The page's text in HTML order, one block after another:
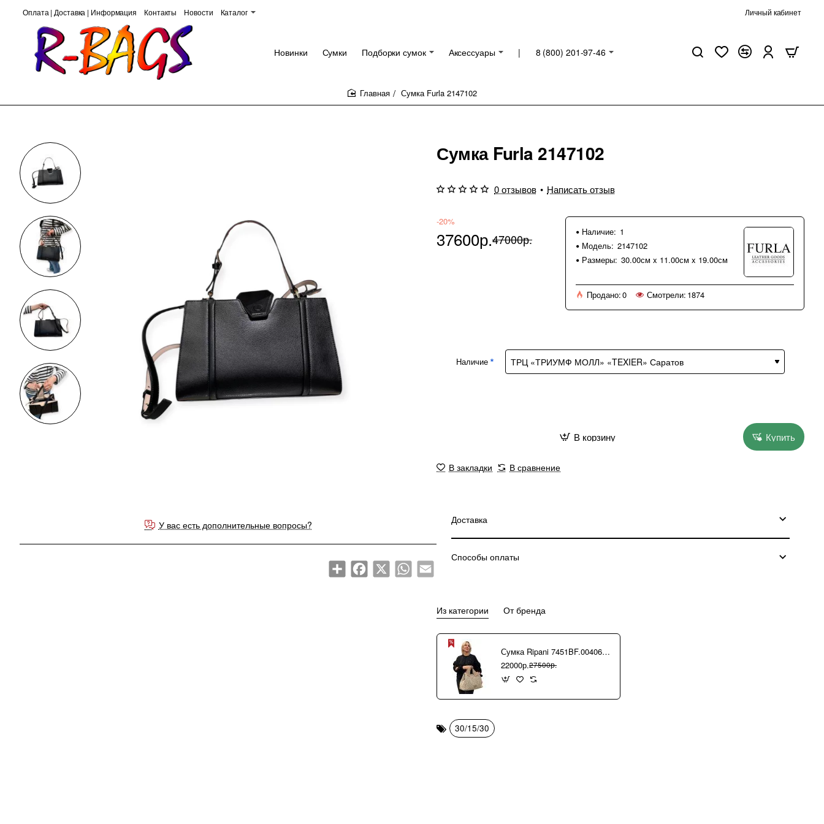
Оплата | Доставка | Информация Контакты Новости Каталог Личный кабинет
Новинки Сумки Подборки сумок Аксессуары | 8 (800) 201-97-46
Сумка Furla 2147102
У вас есть дополнительные вопросы?
ShareFacebook
X WhatsAppEmail
Сумка Furla 2147102
0 отзывов • Написать отзыв
-20%
37600р.47000р. Наличие: 1
Модель: 2147102
Размеры: 30.00см x 11.00см x 19.00см
Продано:0 Смотрели: 1874
Наличие
В корзину Купить
В закладки В сравнение
Доставка
Способы оплаты
Из категории От бренда
Сумка Ripani 7451BF.00406 Ecru/Sabbia
22000р.27500р.
30/15/30